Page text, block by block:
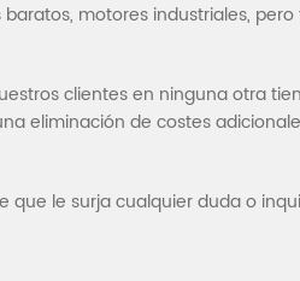
motores industriales, pero
clientes en ninguna otra
eliminación de costes
que le surja cualquier duda o